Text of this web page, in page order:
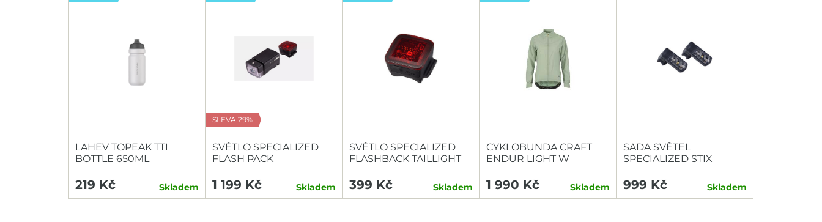
LAHEV TOPEAK TTI
BOTTLE 650ML
219 Kč Skladem
SLEVA 29%
SVĚTLO SPECIALIZED
FLASH PACK
1 199 Kč Skladem
SVĚTLO SPECIALIZED
FLASHBACK TAILLIGHT
399 Kč Skladem
CYKLOBUNDA CRAFT
ENDUR LIGHT W
1 990 Kč Skladem
SADA SVĚTEL
SPECIALIZED STIX
999 Kč Skladem